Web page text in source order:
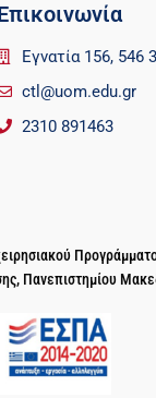
Εγνατία 156, 546
ctl@uom.edu.gr
2310 891463
Πανεπιστημίου